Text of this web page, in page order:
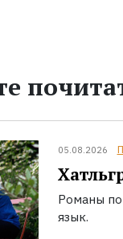
05.08.2026
Романы
язык.